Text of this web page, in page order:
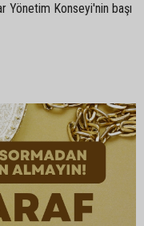
Yönetim Konseyi'nin başı